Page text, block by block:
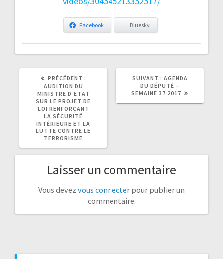
Facebook Bluesky
PRÉCÉDENT :
ARTICLE
PRÉCÉDENT
AUDITION DU
MINISTRE D’ETAT
SUR LE PROJET DE
LOI RENFORÇANT
LA SÉCURITÉ
INTÉRIEURE ET LA
LUTTE CONTRE LE
TERRORISME
SUIVANT :
ARTICLE
AGENDA
DU DÉPUTÉ –
SEMAINE 37 2017
Laisser un commentaire
Vous devez vous connecter pour publier un
commentaire.